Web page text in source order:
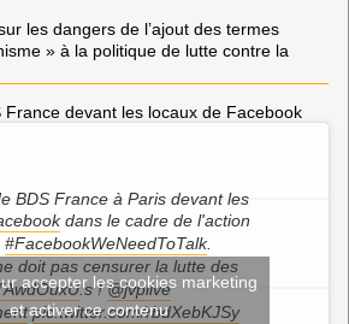
les dangers de l’ajout des termes
» à la politique de lutte contre la
France devant les locaux de Facebook
BDS France à Paris devant les
dans le cadre de l'action
#FacebookWeNeedToTalk.
doit pas censurer la lutte des
.s !@jvplive
pic.twitter.com/rbdXebKJSy
accepter les cookies marketing
et activer ce contenu